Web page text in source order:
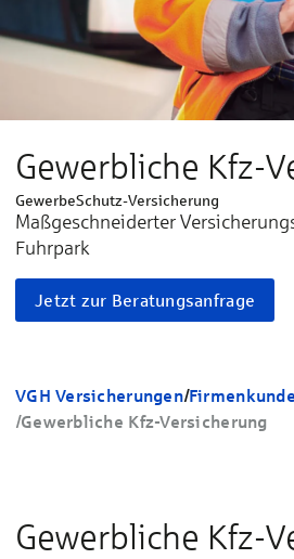
Gewerbliche Kfz-
GewerbeSchutz-Versicherung
Maßgeschneider­ter
Fuhrpark
Jetzt zur Beratungsanfrage
VGH Versicherungen/
/Gewerbliche Kfz-Versicherung
Gewerbliche Kfz-